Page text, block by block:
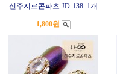
신주지르콘파츠 JD-138: 1개
1,800원